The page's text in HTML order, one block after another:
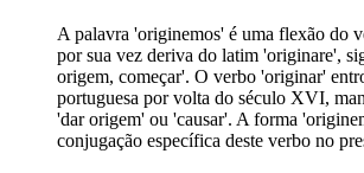
A palavra 'originemos' é uma flexão do
por sua vez deriva do latim 'originare',
origem, começar'. O verbo 'originar'
portuguesa por volta do século XVI,
'dar origem' ou 'causar'. A forma
conjugação específica deste verbo no